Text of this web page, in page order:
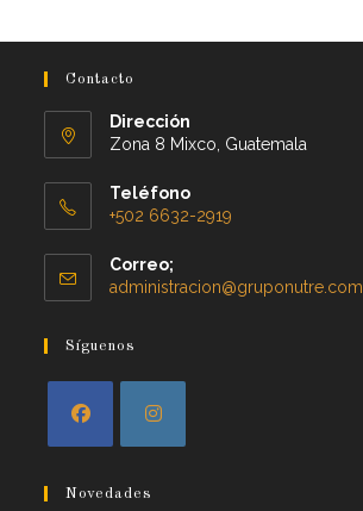
Contacto
Dirección
Zona 8 Mixco, Guatemala
Teléfono
+502 6632-2919
Correo;
administracion@gruponutre.com
Síguenos
Novedades